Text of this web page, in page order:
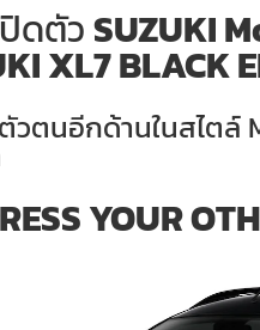
ดตัวSUZUKI
XL7 BLACK
วตนอีกด้านในสไตล์
YOUR